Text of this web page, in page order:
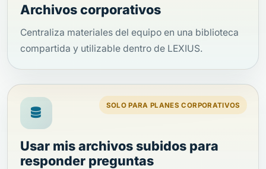
Archivos corporativos
Centraliza materiales del equipo en una biblioteca
compartida y utilizable dentro de LEXIUS.
SOLO PARA PLANES CORPORATIVOS
Usar mis archivos subidos para
responder preguntas